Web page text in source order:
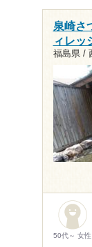
泉崎さ
ィレッ
福島県 /
50代～ 女性